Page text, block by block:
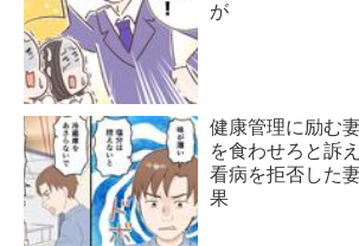
が
健康管理に励む
を食わせろと訴
看病を拒否した
果